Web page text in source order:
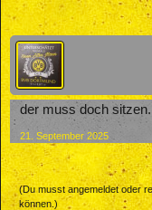
der muss doch
21. September 2025
(Du musst angemeldet oder
können.)